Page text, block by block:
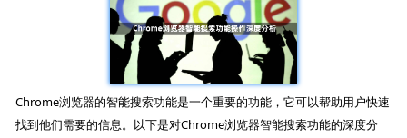
Chrome浏览器的智能搜索功能是一个重要的功能，它可以帮助用户快速
找到他们需要的信息。以下是对Chrome浏览器智能搜索功能的深度分